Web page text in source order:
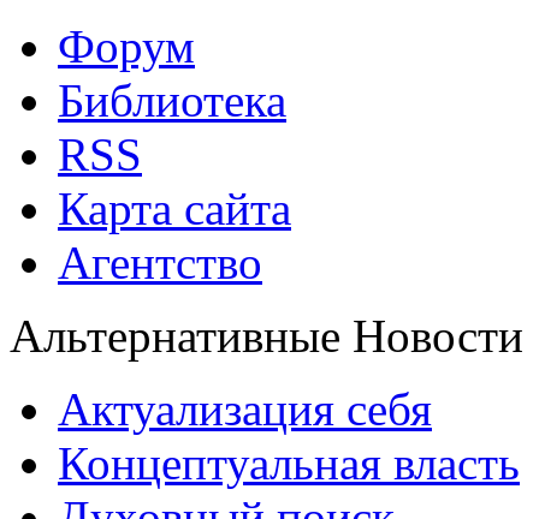
Форум
Библиотека
RSS
Карта сайта
Агентство
Альтернативные Новости
Актуализация себя
Концептуальная власть